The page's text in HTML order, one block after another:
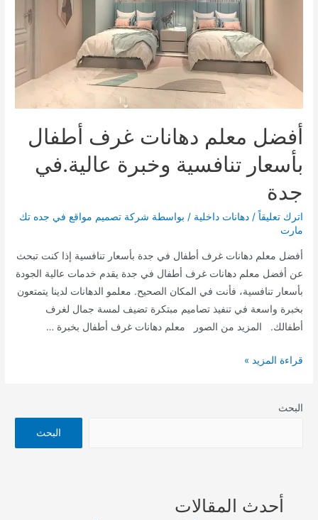
أفضل معلم دهانات غرف أطفال
بأسعار تنافسية وخبرة عالية.في
جدة
اترك تعليقاً /دهانات داخلية / بواسطة شركة تصميم مواقع في جده تك
مارت
أفضل معلم دهانات غرف أطفال في جدة بأسعار تنافسية إذا كنت تبحث
عن أفضل معلم دهانات غرف أطفال في جدة يقدم خدمات عالية الجودة
بأسعار تنافسية، فأنت في المكان الصحيح. معلمو الدهانات لدينا يتمتعون
بخبرة واسعة في تنفيذ تصاميم مبتكرة تضيف لمسة جمال لغرف
أطفالك. المزيد من الصور معلم دهانات غرف أطفال بخبرة …
أفضل
غرف
عالية.في
قراءة المزيد »
البحث
البحث
أحدث المقالات